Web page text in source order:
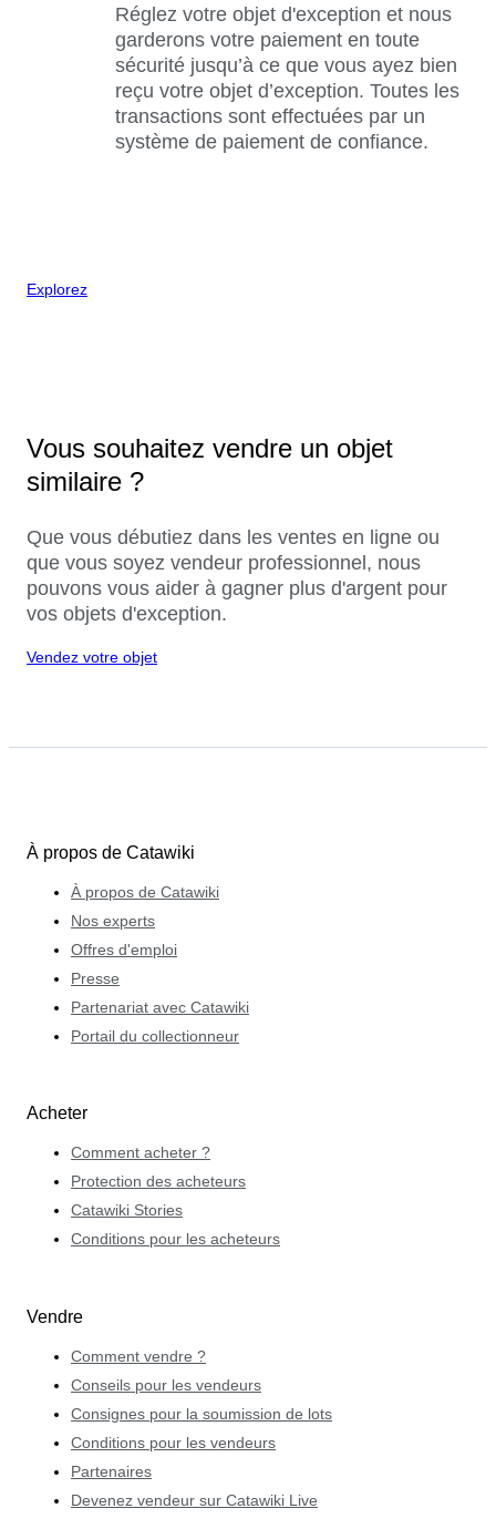
Réglez votre objet d'exception et nous
garderons votre paiement en toute
sécurité jusqu’à ce que vous ayez bien
reçu votre objet d’exception. Toutes les
transactions sont effectuées par un
système de paiement de confiance.
Explorez
Vous souhaitez vendre un objet
similaire ?
Que vous débutiez dans les ventes en ligne ou
que vous soyez vendeur professionnel, nous
pouvons vous aider à gagner plus d'argent pour
vos objets d'exception.
Vendez votre objet
À propos de Catawiki
À propos de Catawiki
Nos experts
Offres d'emploi
Presse
Partenariat avec Catawiki
Portail du collectionneur
Acheter
Comment acheter ?
Protection des acheteurs
Catawiki Stories
Conditions pour les acheteurs
Vendre
Comment vendre ?
Conseils pour les vendeurs
Consignes pour la soumission de lots
Conditions pour les vendeurs
Partenaires
Devenez vendeur sur Catawiki Live